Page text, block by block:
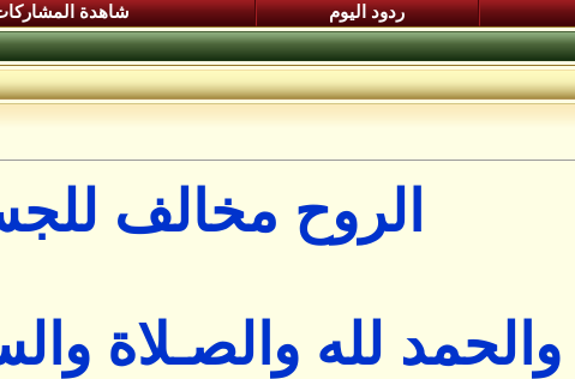
ردود اليوم شاهدة
الروح مخالف
لله والصـلاة